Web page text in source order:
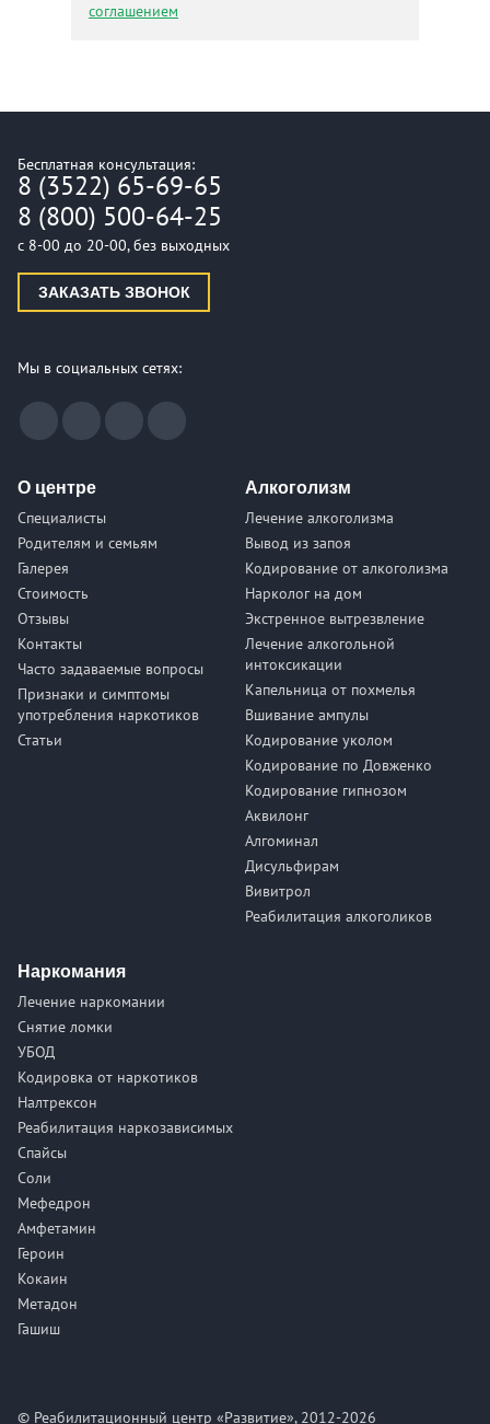
соглашением
Бесплатная консультация:
8 (3522) 65-69-65
8 (800) 500-64-25
с 8-00 до 20-00, без выходных
ЗАКАЗАТЬ ЗВОНОК
Мы в социальных сетях:
О центре
Специалисты
Родителям и семьям
Галерея
Стоимость
Отзывы
Контакты
Часто задаваемые вопросы
Признаки и симптомы
употребления наркотиков
Статьи
Алкоголизм
Лечение алкоголизма
Вывод из запоя
Кодирование от алкоголизма
Нарколог на дом
Экстренное вытрезвление
Лечение алкогольной
интоксикации
Капельница от похмелья
Вшивание ампулы
Кодирование уколом
Кодирование по Довженко
Кодирование гипнозом
Аквилонг
Алгоминал
Дисульфирам
Вивитрол
Реабилитация алкоголиков
Наркомания
Лечение наркомании
Снятие ломки
УБОД
Кодировка от наркотиков
Налтрексон
Реабилитация наркозависимых
Спайсы
Соли
Мефедрон
Амфетамин
Героин
Кокаин
Метадон
Гашиш
© Реабилитационный центр «Развитие», 2012-2026